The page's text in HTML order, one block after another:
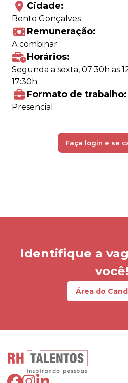
Cidade:
Bento Gonçalves
Remuneração:
A combinar
Horários:
Segunda a sexta, 07:30h as
17:30h
Formato de trabalho:
Presencial
Faça login e se
Identifique a
você!
Área do